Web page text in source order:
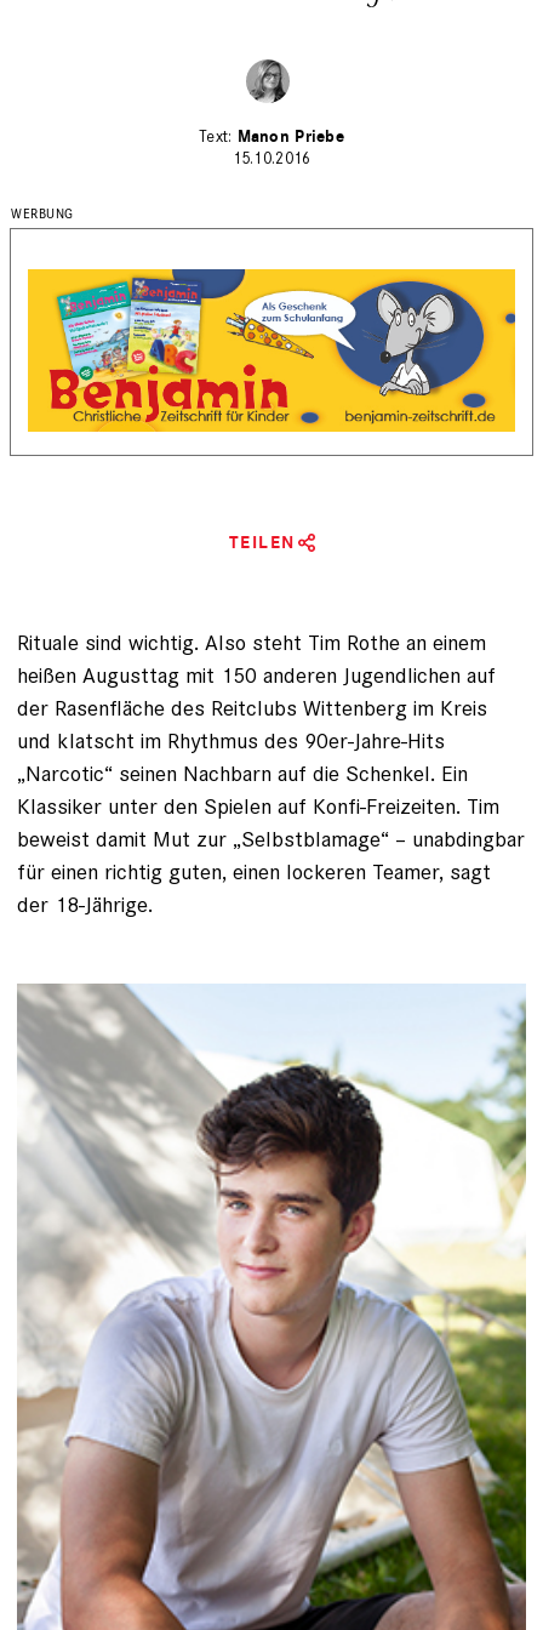
Manon Priebe
15.10.2016
TEILEN
Rituale sind wichtig. Also steht Tim Rothe an einem
heißen Augusttag mit 150 anderen Jugendlichen auf
der Rasenfläche des Reitclubs Wittenberg im Kreis
und klatscht im Rhythmus des 90er-Jahre-Hits
„Narcotic“ seinen Nachbarn auf die Schenkel. Ein
Klassiker unter den Spielen auf Konfi-Freizeiten. Tim
beweist damit Mut zur „Selbstblamage“ – unab­dingbar
für einen richtig guten, einen lockeren ­Teamer, sagt
der 18-Jährige.